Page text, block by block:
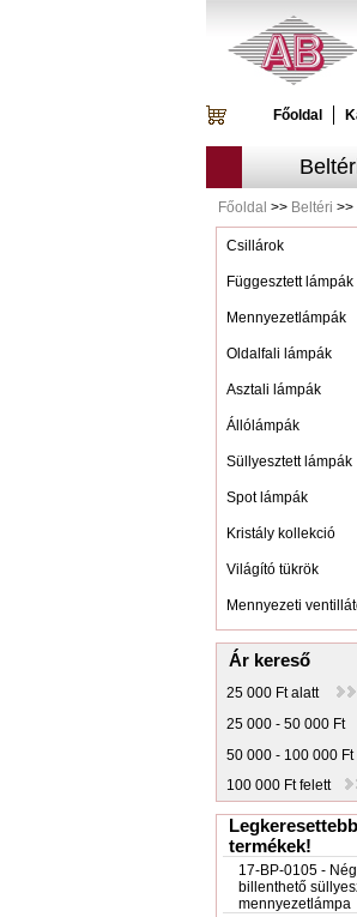
Főoldal
Főoldal >> Beltéri >>
Csillárok
Függesztett lámpák
Mennyezetlámpák
Oldalfali lámpák
Asztali lámpák
Állólámpák
Süllyesztett lámpák
Spot lámpák
Kristály kollekció
Világító tükrök
Mennyezeti
Ár kereső
25 000 Ft alatt
25 000 - 50 000 Ft
50 000 - 100 000
100 000 Ft felett
Legkeresettebb
termékek!
17-BP-0105 -
billenthető
mennyezetlámpa